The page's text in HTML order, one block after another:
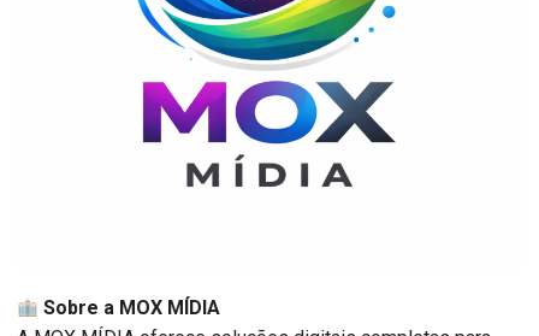
Sobre a MOX MÍDIA